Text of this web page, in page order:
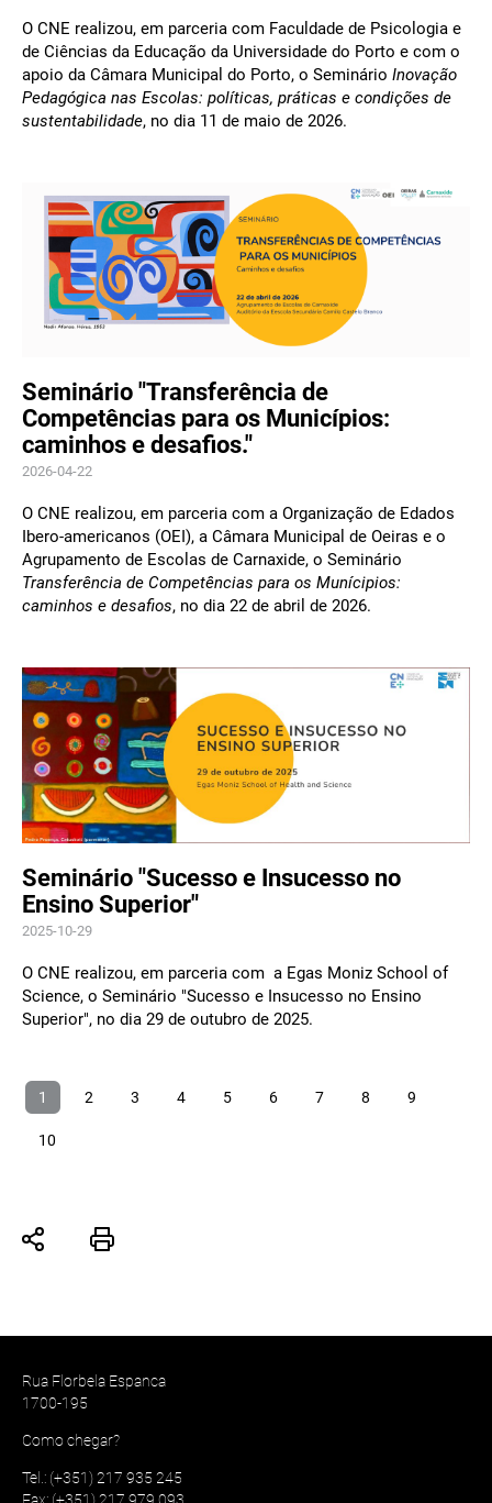
O CNE realizou, em parceria com Faculdade de Psicologia e
de Ciências da Educação da Universidade do Porto e com o
apoio da Câmara Municipal do Porto, o Seminário Inovação
Pedagógica nas Escolas: políticas, práticas e condições de
sustentabilidade, no dia 11 de maio de 2026.
Seminário "Transferência de
Competências para os Municípios:
caminhos e desafios."
2026-04-22
O CNE realizou, em parceria com a Organização de Edados
Ibero-americanos (OEI), a Câmara Municipal de Oeiras e o
Agrupamento de Escolas de Carnaxide, o Seminário
Transferência de Competências para os Munícipios:
caminhos e desafios, no dia 22 de abril de 2026.
Seminário "Sucesso e Insucesso no
Ensino Superior"
2025-10-29
O CNE realizou, em parceria com a Egas Moniz School of
Science, o Seminário "Sucesso e Insucesso no Ensino
Superior", no dia 29 de outubro de 2025.
1 2 3 4 5 6 7 8 9
10
Rua Florbela Espanca
1700-195
Como chegar?
Tel.: (+351) 217 935 245